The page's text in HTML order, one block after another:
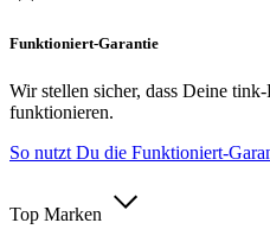
Funktioniert-Garantie
Wir stellen sicher, dass Deine
funktionieren.
So nutzt Du die Funktioniert-
Top Marken